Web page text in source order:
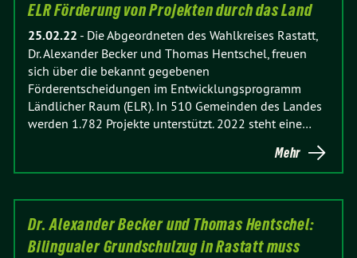
ELR Förderung von Projekten durch das Land
25.02.22 - Die Abgeordneten des Wahlkreises Rastatt,
Dr. Alexander Becker und Thomas Hentschel, freuen
sich über die bekannt gegebenen
Förderentscheidungen im Entwicklungsprogramm
Ländlicher Raum (ELR). In 510 Gemeinden des Landes
werden 1.782 Projekte unterstützt. 2022 steht eine…
Mehr
Dr. Alexander Becker und Thomas Hentschel:
Bilingualer Grundschulzug in Rastatt muss